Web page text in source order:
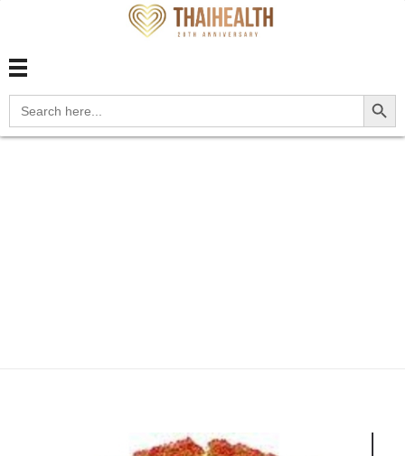
Search
for:
Search Button